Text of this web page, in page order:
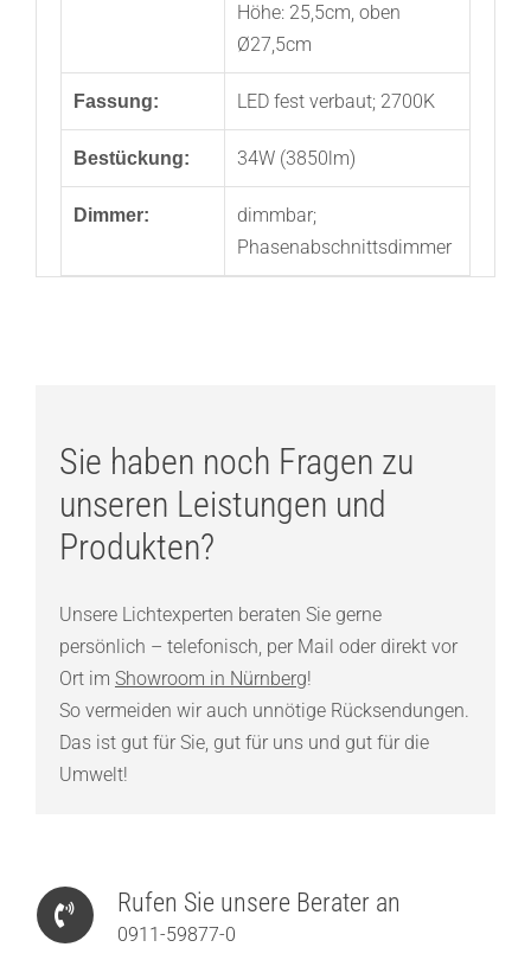
Höhe: 25,5cm, oben
Ø27,5cm
Fassung: LED fest verbaut; 2700K
Bestückung: 34W (3850lm)
Dimmer:
dimmbar;
Phasenabschnittsdimmer
Sie haben noch Fragen zu
unseren Leistungen und
Produkten?
Unsere Lichtexperten beraten Sie gerne
persönlich – telefonisch, per Mail oder direkt vor
Ort im Showroom in Nürnberg!
So vermeiden wir auch unnötige Rücksendungen.
Das ist gut für Sie, gut für uns und gut für die
Umwelt!
Rufen Sie unsere Berater an
0911-59877-0